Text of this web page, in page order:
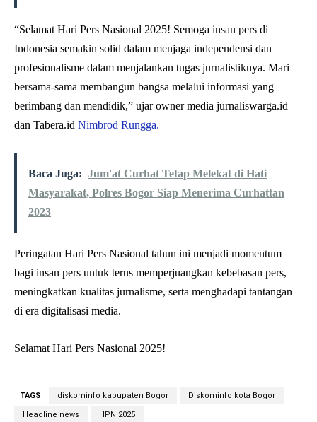
“Selamat Hari Pers Nasional 2025! Semoga insan pers di
Indonesia semakin solid dalam menjaga independensi dan
profesionalisme dalam menjalankan tugas jurnalistiknya. Mari
bersama-sama membangun bangsa melalui informasi yang
berimbang dan mendidik,” ujar owner media jurnaliswarga.id
dan Tabera.id Nimbrod Rungga.
Baca Juga: Jum'at Curhat Tetap Melekat di Hati
Masyarakat, Polres Bogor Siap Menerima Curhattan
2023
Peringatan Hari Pers Nasional tahun ini menjadi momentum
bagi insan pers untuk terus memperjuangkan kebebasan pers,
meningkatkan kualitas jurnalisme, serta menghadapi tantangan
di era digitalisasi media.
Selamat Hari Pers Nasional 2025!
TAGS diskominfo kabupaten Bogor Diskominfo kota Bogor
Headline news HPN 2025